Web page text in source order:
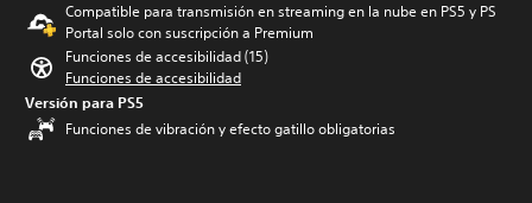
Compatible para transmisión en streaming en la nube en PS5 y PS
Portal solo con suscripción a Premium
Funciones de accesibilidad (15)
Funciones de accesibilidad
Versión para PS5
Funciones de vibración y efecto gatillo obligatorias